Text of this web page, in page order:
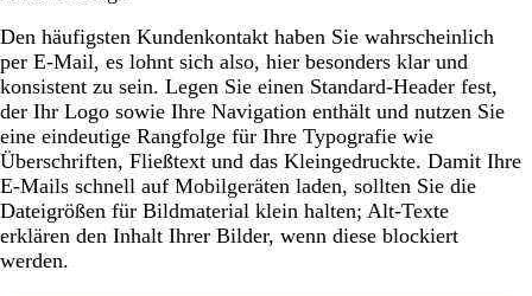
Den häufigsten Kundenkontakt haben Sie wahrscheinlich
per E-Mail, es lohnt sich also, hier besonders klar und
konsistent zu sein. Legen Sie einen Standard-Header fest,
der Ihr Logo sowie Ihre Navigation enthält und nutzen Sie
eine eindeutige Rangfolge für Ihre Typografie wie
Überschriften, Fließtext und das Kleingedruckte. Damit Ihre
E-Mails schnell auf Mobilgeräten laden, sollten Sie die
Dateigrößen für Bildmaterial klein halten; Alt-Texte
erklären den Inhalt Ihrer Bilder, wenn diese blockiert
werden.